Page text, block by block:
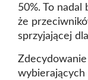
50%. To nadal
że
sprzyjającej
wybierających